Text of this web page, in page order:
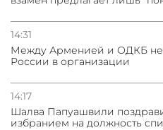
14:31
Между Арменией и ОДКБ
России в организации
14:17
Шалва Папуашвили
избранием на должность